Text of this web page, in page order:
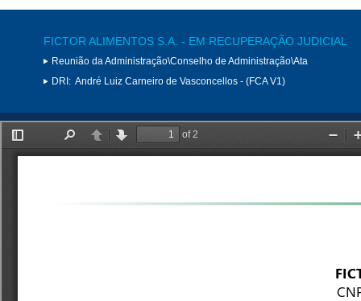
FICTOR ALIMENTOS S.A. - EM RECUPERAÇÃO JUDICIAL
Reunião da Administração\Conselho de Administração\Ata
DRI: André Luiz Carneiro de Vasconcellos - (FCA V1)